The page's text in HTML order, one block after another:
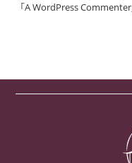
「A WordPress Commenter